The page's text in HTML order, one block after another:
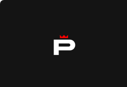
Skip to content